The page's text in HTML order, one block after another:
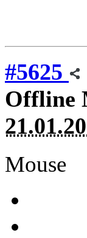
#5625
Offline
Mouse